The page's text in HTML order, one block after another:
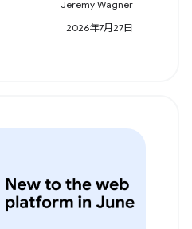
Jeremy Wagner
2026年7月27日